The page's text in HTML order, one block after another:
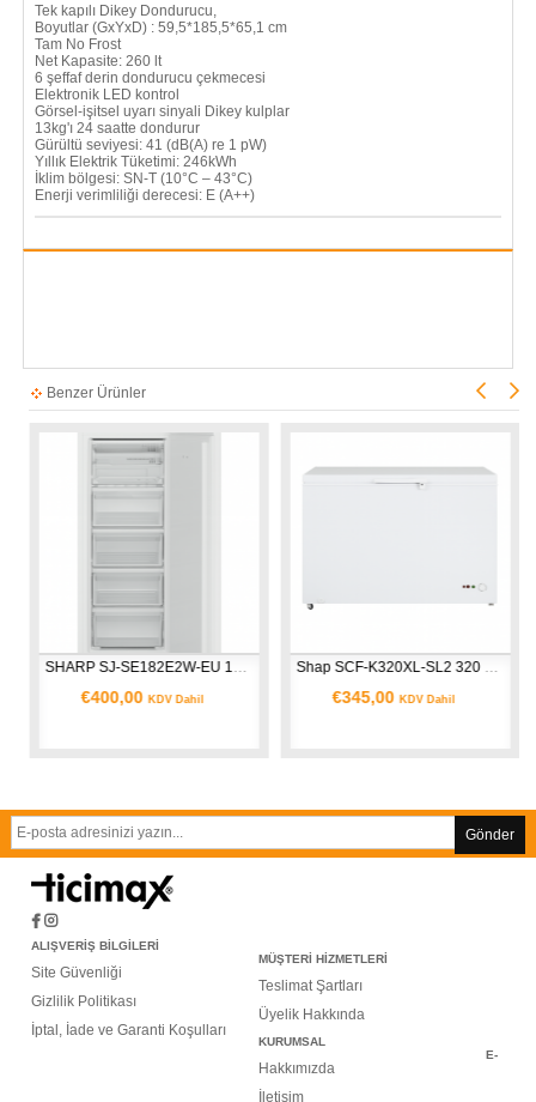
Tek kapılı Dikey Dondurucu,
Boyutlar (GxYxD) : 59,5*185,5*65,1 cm
Tam No Frost
Net Kapasite: 260 lt
6 şeffaf derin dondurucu çekmecesi
Elektronik LED kontrol
Görsel-işitsel uyarı sinyali Dikey kulplar
13kg'ı 24 saatte dondurur
Gürültü seviyesi: 41 (dB(A) re 1 pW)
Yıllık Elektrik Tüketimi: 246kWh
İklim bölgesi: SN-T (10°C – 43°C)
Enerji verimliliği derecesi: E (A++)
Benzer Ürünler
€400,00 KDV Dahil €345,00 KDV Dahil
Gönder
ALIŞVERİŞ BİLGİLERİ
Site Güvenliği
Gizlilik Politikası
İptal, İade ve Garanti Koşulları
MÜŞTERİ HİZMETLERİ
Teslimat Şartları
Üyelik Hakkında
KURUMSAL
Hakkımızda
İletişim
E-